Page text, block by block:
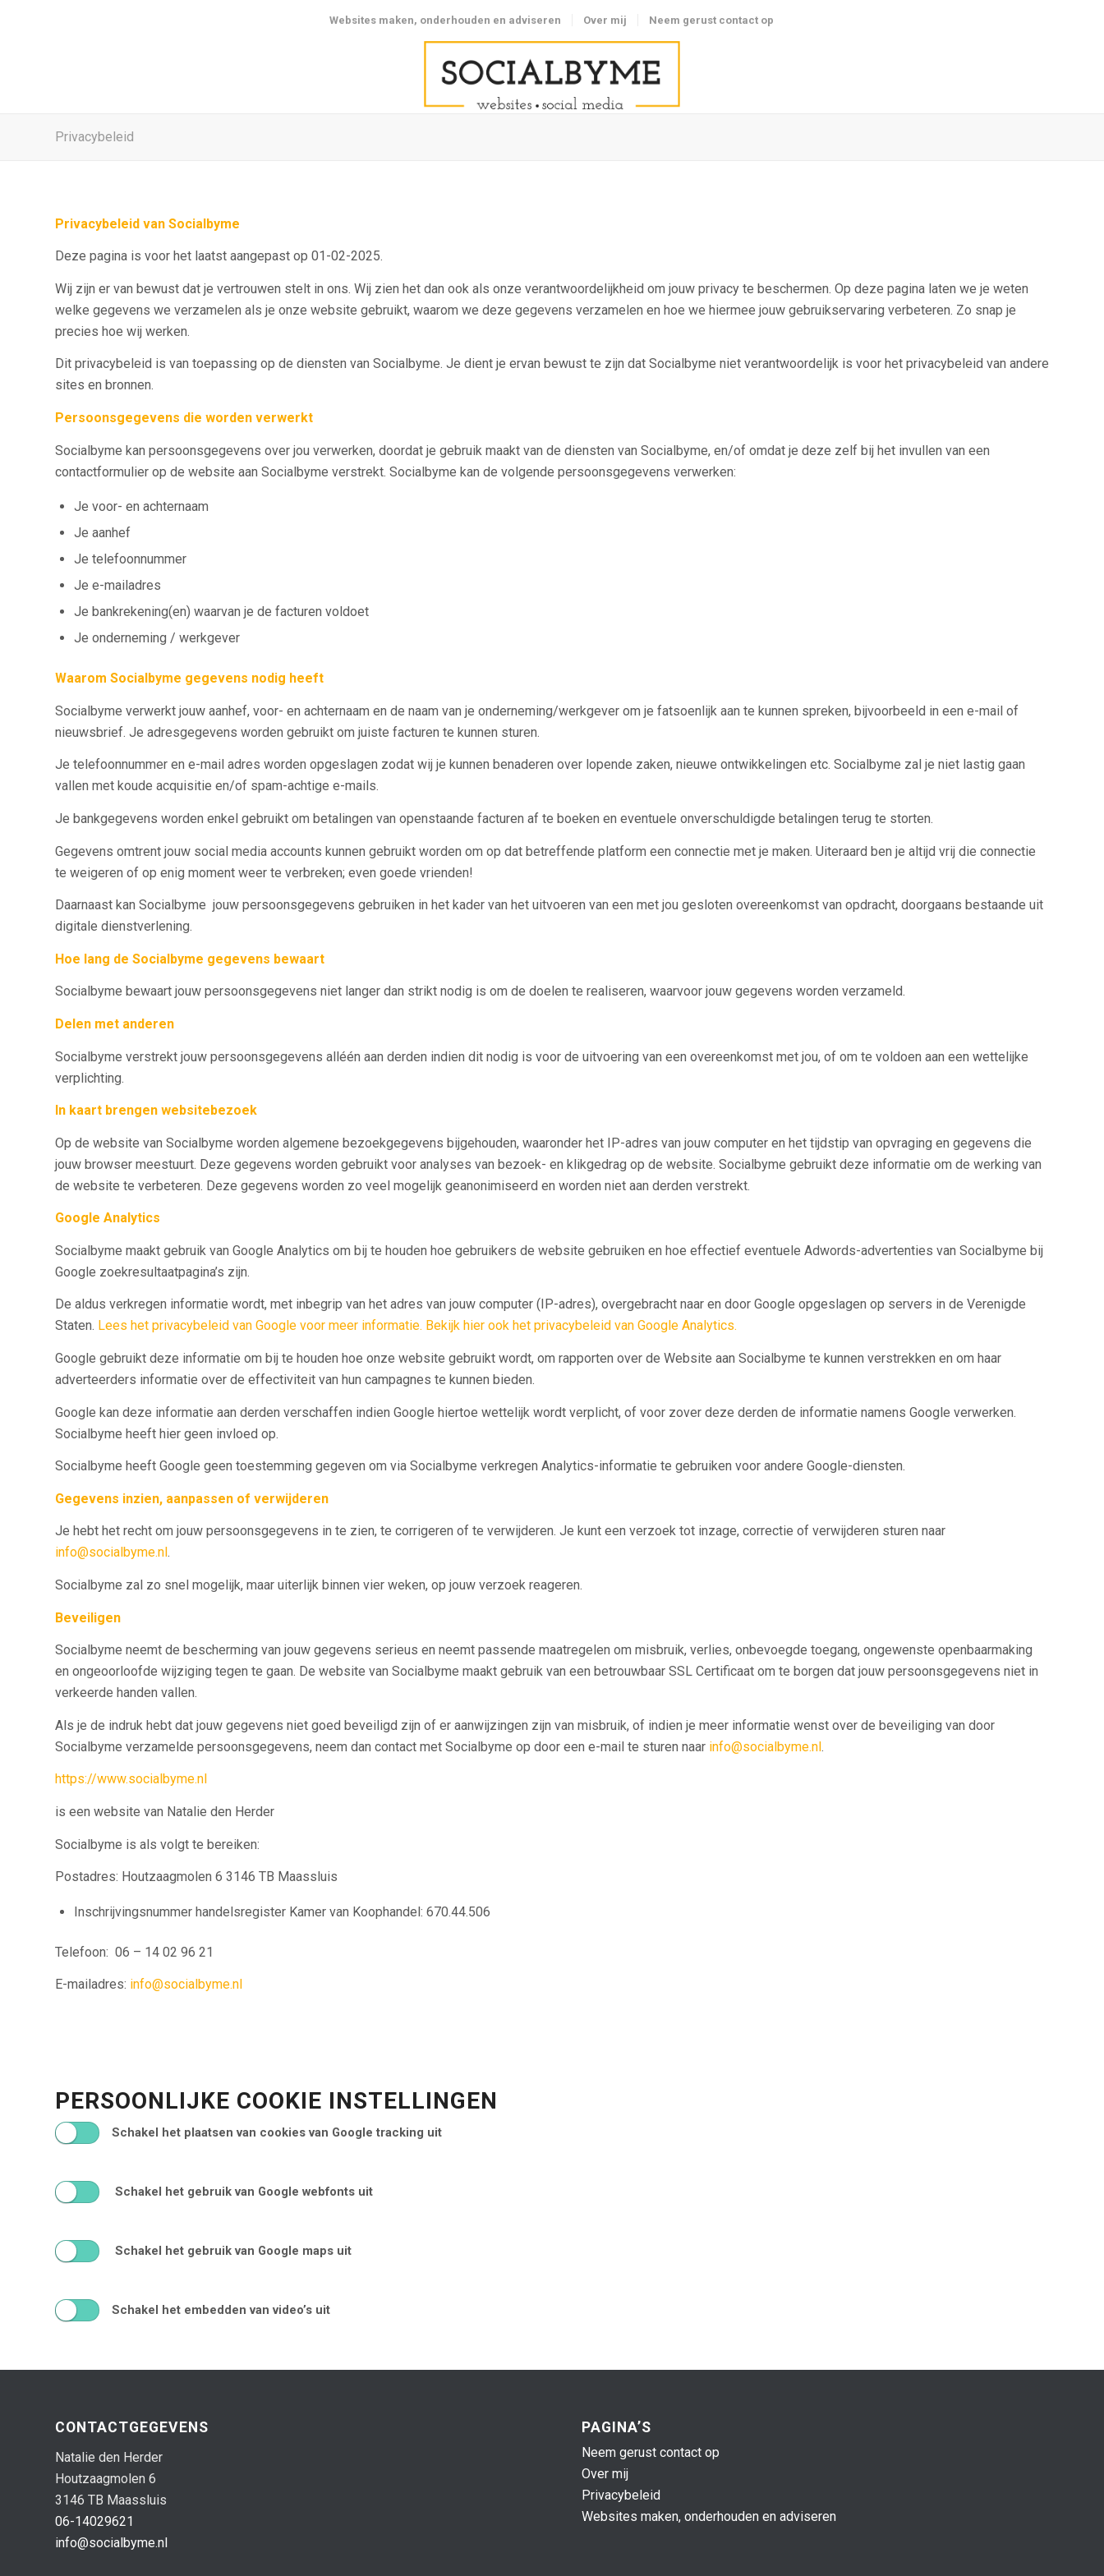
Websites maken, onderhouden en adviseren Over mij Neem gerust contact op
Privacybeleid
Privacybeleid van Socialbyme
Deze pagina is voor het laatst aangepast op 01-02-2025.
Wij zijn er van bewust dat je vertrouwen stelt in ons. Wij zien het dan ook als onze verantwoordelijkheid om jouw privacy te beschermen. Op deze pagina laten we je weten
welke gegevens we verzamelen als je onze website gebruikt, waarom we deze gegevens verzamelen en hoe we hiermee jouw gebruikservaring verbeteren. Zo snap je
precies hoe wij werken.
Dit privacybeleid is van toepassing op de diensten van Socialbyme. Je dient je ervan bewust te zijn dat Socialbyme niet verantwoordelijk is voor het privacybeleid van andere
sites en bronnen.
Persoonsgegevens die worden verwerkt
Socialbyme kan persoonsgegevens over jou verwerken, doordat je gebruik maakt van de diensten van Socialbyme, en/of omdat je deze zelf bij het invullen van een
contactformulier op de website aan Socialbyme verstrekt. Socialbyme kan de volgende persoonsgegevens verwerken:
Je voor- en achternaam
Je aanhef
Je telefoonnummer
Je e-mailadres
Je bankrekening(en) waarvan je de facturen voldoet
Je onderneming / werkgever
Waarom Socialbyme gegevens nodig heeft
Socialbyme verwerkt jouw aanhef, voor- en achternaam en de naam van je onderneming/werkgever om je fatsoenlijk aan te kunnen spreken, bijvoorbeeld in een e-mail of
nieuwsbrief. Je adresgegevens worden gebruikt om juiste facturen te kunnen sturen.
Je telefoonnummer en e-mail adres worden opgeslagen zodat wij je kunnen benaderen over lopende zaken, nieuwe ontwikkelingen etc. Socialbyme zal je niet lastig gaan
vallen met koude acquisitie en/of spam-achtige e-mails.
Je bankgegevens worden enkel gebruikt om betalingen van openstaande facturen af te boeken en eventuele onverschuldigde betalingen terug te storten.
Gegevens omtrent jouw social media accounts kunnen gebruikt worden om op dat betreffende platform een connectie met je maken. Uiteraard ben je altijd vrij die connectie
te weigeren of op enig moment weer te verbreken; even goede vrienden!
Daarnaast kan Socialbyme jouw persoonsgegevens gebruiken in het kader van het uitvoeren van een met jou gesloten overeenkomst van opdracht, doorgaans bestaande uit
digitale dienstverlening.
Hoe lang de Socialbyme gegevens bewaart
Socialbyme bewaart jouw persoonsgegevens niet langer dan strikt nodig is om de doelen te realiseren, waarvoor jouw gegevens worden verzameld.
Delen met anderen
Socialbyme verstrekt jouw persoonsgegevens alléén aan derden indien dit nodig is voor de uitvoering van een overeenkomst met jou, of om te voldoen aan een wettelijke
verplichting.
In kaart brengen websitebezoek
Op de website van Socialbyme worden algemene bezoekgegevens bijgehouden, waaronder het IP-adres van jouw computer en het tijdstip van opvraging en gegevens die
jouw browser meestuurt. Deze gegevens worden gebruikt voor analyses van bezoek- en klikgedrag op de website. Socialbyme gebruikt deze informatie om de werking van
de website te verbeteren. Deze gegevens worden zo veel mogelijk geanonimiseerd en worden niet aan derden verstrekt.
Google Analytics
Socialbyme maakt gebruik van Google Analytics om bij te houden hoe gebruikers de website gebruiken en hoe effectief eventuele Adwords-advertenties van Socialbyme bij
Google zoekresultaatpagina’s zijn.
De aldus verkregen informatie wordt, met inbegrip van het adres van jouw computer (IP-adres), overgebracht naar en door Google opgeslagen op servers in de Verenigde
Staten. Lees het privacybeleid van Google voor meer informatie. Bekijk hier ook het privacybeleid van Google Analytics.
Google gebruikt deze informatie om bij te houden hoe onze website gebruikt wordt, om rapporten over de Website aan Socialbyme te kunnen verstrekken en om haar
adverteerders informatie over de effectiviteit van hun campagnes te kunnen bieden.
Google kan deze informatie aan derden verschaffen indien Google hiertoe wettelijk wordt verplicht, of voor zover deze derden de informatie namens Google verwerken.
Socialbyme heeft hier geen invloed op.
Socialbyme heeft Google geen toestemming gegeven om via Socialbyme verkregen Analytics-informatie te gebruiken voor andere Google-diensten.
Gegevens inzien, aanpassen of verwijderen
Je hebt het recht om jouw persoonsgegevens in te zien, te corrigeren of te verwijderen. Je kunt een verzoek tot inzage, correctie of verwijderen sturen naar
info@socialbyme.nl .
Socialbyme zal zo snel mogelijk, maar uiterlijk binnen vier weken, op jouw verzoek reageren.
Beveiligen
Socialbyme neemt de bescherming van jouw gegevens serieus en neemt passende maatregelen om misbruik, verlies, onbevoegde toegang, ongewenste openbaarmaking
en ongeoorloofde wijziging tegen te gaan. De website van Socialbyme maakt gebruik van een betrouwbaar SSL Certificaat om te borgen dat jouw persoonsgegevens niet in
verkeerde handen vallen.
Als je de indruk hebt dat jouw gegevens niet goed beveiligd zijn of er aanwijzingen zijn van misbruik, of indien je meer informatie wenst over de beveiliging van door
Socialbyme verzamelde persoonsgegevens, neem dan contact met Socialbyme op door een e-mail te sturen naar info@socialbyme.nl.
https://www.socialbyme.nl
is een website van Natalie den Herder
Socialbyme is als volgt te bereiken:
Postadres: Houtzaagmolen 6 3146 TB Maassluis
Inschrijvingsnummer handelsregister Kamer van Koophandel: 670.44.506
Telefoon: 06 – 14 02 96 21
E-mailadres: info@socialbyme.nl
PERSOONLIJKE COOKIE INSTELLINGEN
Schakel het plaatsen van cookies van Google tracking uit
Schakel het gebruik van Google webfonts uit
Schakel het gebruik van Google maps uit
Schakel het embedden van video’s uit
CONTACTGEGEVENS
Natalie den Herder
Houtzaagmolen 6
3146 TB Maassluis
06-14029621
info@socialbyme.nl
PAGINA’S
Neem gerust contact op
Over mij
Privacybeleid
Websites maken, onderhouden en adviseren